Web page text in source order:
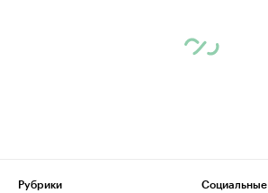
Рубрики
Социальные